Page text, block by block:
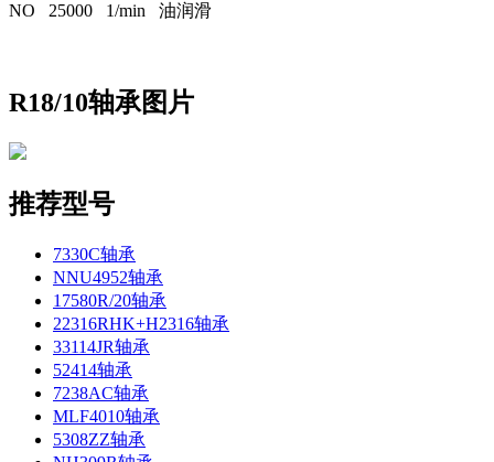
NO 25000 1/min 油润滑
R18/10轴承图片
推荐型号
7330C轴承
NNU4952轴承
17580R/20轴承
22316RHK+H2316轴承
33114JR轴承
52414轴承
7238AC轴承
MLF4010轴承
5308ZZ轴承